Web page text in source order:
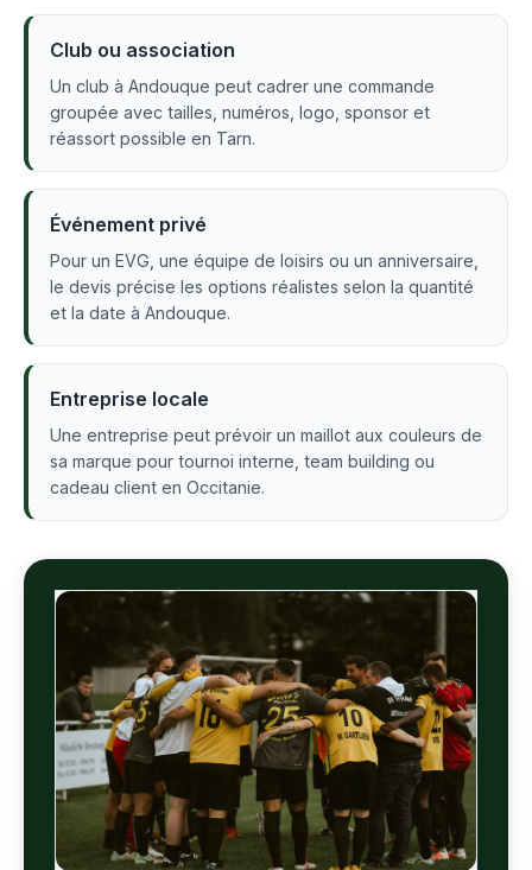
Club ou association
Un club à Andouque peut cadrer une commande
groupée avec tailles, numéros, logo, sponsor et
réassort possible en Tarn.
Événement privé
Pour un EVG, une équipe de loisirs ou un anniversaire,
le devis précise les options réalistes selon la quantité
et la date à Andouque.
Entreprise locale
Une entreprise peut prévoir un maillot aux couleurs de
sa marque pour tournoi interne, team building ou
cadeau client en Occitanie.